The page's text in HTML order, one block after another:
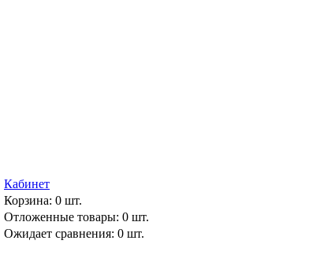
Кабинет
Корзина: 0 шт.
Отложенные товары: 0 шт.
Ожидает сравнения: 0 шт.